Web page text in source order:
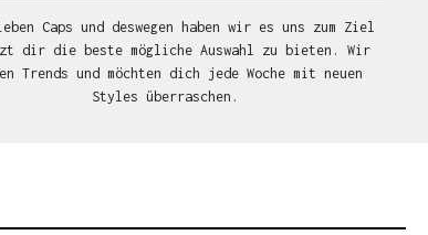
Caps und deswegen haben wir es uns zum Ziel
dir die beste mögliche Auswahl zu bieten. Wir
Trends und möchten dich jede Woche mit neuen
Styles überraschen.